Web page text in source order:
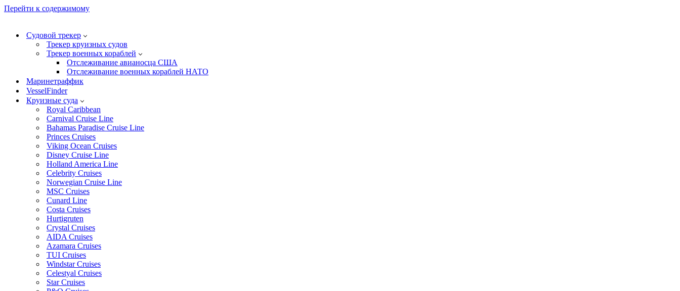
Перейти к содержимому
Судовой трекер
Трекер круизных судов
Трекер военных кораблей
Отслеживание авианосца США
Отслеживание военных кораблей НАТО
Маринетраффик
VesselFinder
Круизные суда
Royal Caribbean
Carnival Cruise Line
Bahamas Paradise Cruise Line
Princes Cruises
Viking Ocean Cruises
Disney Cruise Line
Holland America Line
Celebrity Cruises
Norwegian Cruise Line
MSC Cruises
Cunard Line
Costa Cruises
Hurtigruten
Crystal Cruises
AIDA Cruises
Azamara Cruises
TUI Cruises
Windstar Cruises
Celestyal Cruises
Star Cruises